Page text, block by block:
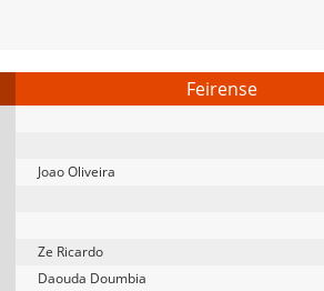
Feirense
Joao Oliveira
Ze Ricardo
Daouda Doumbia